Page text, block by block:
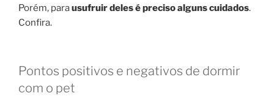
Porém, parausufruir deles é preciso alguns cuidados.
Confira.
Pontos positivos e negativos de dormir
com o pet